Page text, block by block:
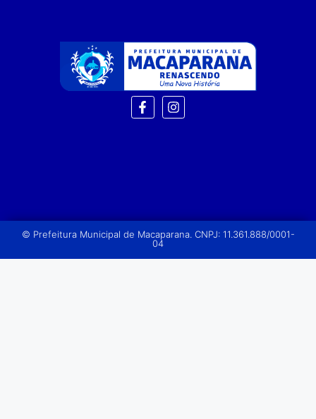
© Prefeitura Municipal de Macaparana. CNPJ: 11.361.888/0001-
04